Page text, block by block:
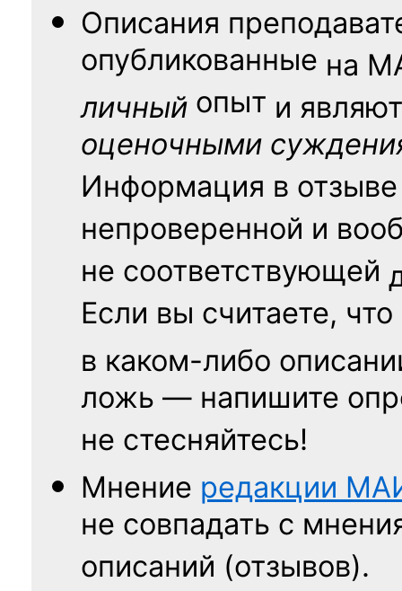
Описания
опубликованные на
личный опыт и
оценочными
Информация в
непроверенной и
не соответствующей
Если вы считаете, что
в каком-либо
ложь — напишите
не стесняйтесь!
Мнение редакции
не совпадать с
описаний (отзывов).